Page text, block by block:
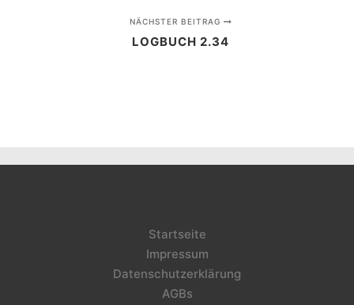
NÄCHSTER BEITRAG
LOGBUCH 2.34
Startseite
Impressum
Datenschutzerklärung
AGBs